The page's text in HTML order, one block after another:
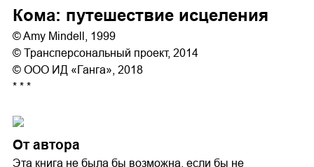
Кома: путешествие исцеления
© Amy Mindell, 1999
© Трансперсональный проект, 2014
© ООО ИД «Ганга», 2018
* * *
От автора
Эта книга не была бы возможна, если бы не